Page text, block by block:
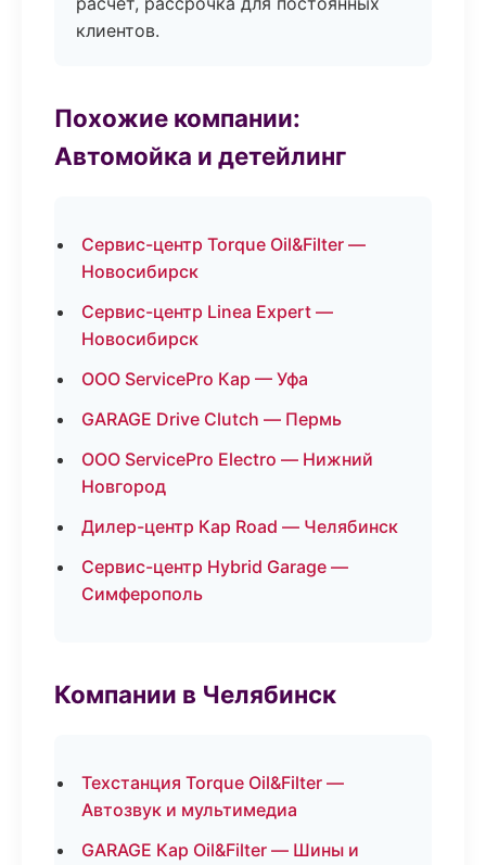
клиентов.
Похожие компании:
Автомойка и детейлинг
Сервис-центр Torque Oil&Filter —
Новосибирск
Сервис-центр Linea Expert —
Новосибирск
ООО ServicePro Кар — Уфа
GARAGE Drive Clutch — Пермь
ООО ServicePro Electro — Нижний
Новгород
Дилер-центр Кар Road — Челябинск
Сервис-центр Hybrid Garage —
Симферополь
Компании в Челябинск
Техстанция Torque Oil&Filter —
Автозвук и мультимедиа
GARAGE Кар Oil&Filter — Шины и